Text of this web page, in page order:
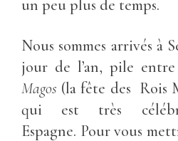
un peu plus de temps.
Nous sommes arrivés à
jour de l’an, pile
Magos (la fête des Rois
qui est très
Espagne. Pour vous